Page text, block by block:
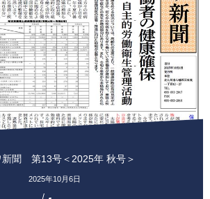
新聞 第13号＜2025年 秋号＞
2025年10月6日